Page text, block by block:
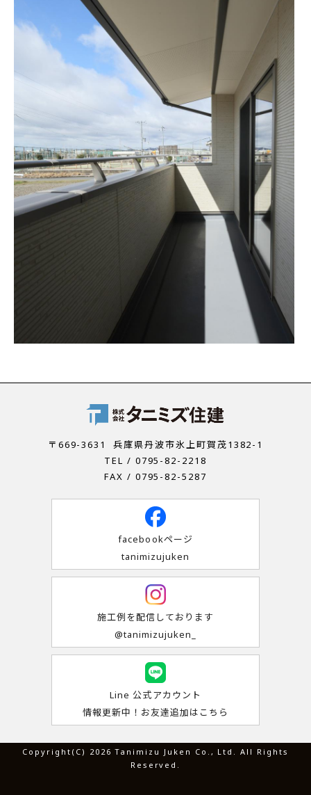
〒669-3631
兵庫県丹波市氷上町賀茂1382-1
TEL / 0795-82-2218
FAX / 0795-82-5287
facebookページ
tanimizujuken
施工例を配信しております
@tanimizujuken_
Line 公式アカウント
情報更新中！お友達追加はこちら
Copyright(C) 2026 Tanimizu Juken Co., Ltd. All Rights
Reserved.